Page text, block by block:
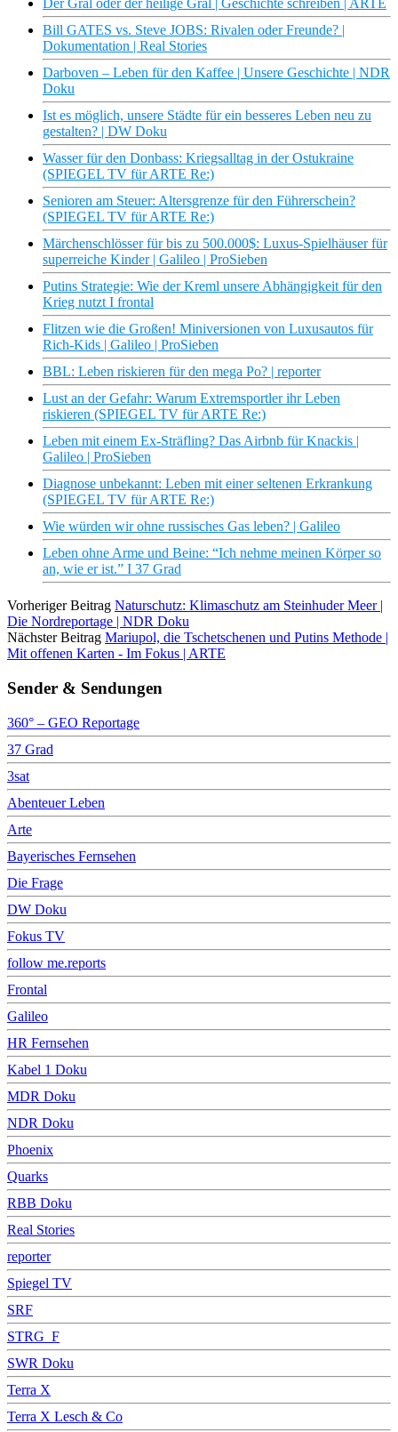
Der Gral oder der heilige Gral | Geschichte schreiben | ARTE
Bill GATES vs. Steve JOBS: Rivalen oder Freunde? |
Dokumentation | Real Stories
Darboven – Leben für den Kaffee | Unsere Geschichte | NDR
Doku
Ist es möglich, unsere Städte für ein besseres Leben neu zu
gestalten? | DW Doku
Wasser für den Donbass: Kriegsalltag in der Ostukraine
(SPIEGEL TV für ARTE Re:)
Senioren am Steuer: Altersgrenze für den Führerschein?
(SPIEGEL TV für ARTE Re:)
Märchenschlösser für bis zu 500.000$: Luxus-Spielhäuser für
superreiche Kinder | Galileo | ProSieben
Putins Strategie: Wie der Kreml unsere Abhängigkeit für den
Krieg nutzt I frontal
Flitzen wie die Großen! Miniversionen von Luxusautos für
Rich-Kids | Galileo | ProSieben
BBL: Leben riskieren für den mega Po? | reporter
Lust an der Gefahr: Warum Extremsportler ihr Leben
riskieren (SPIEGEL TV für ARTE Re:)
Leben mit einem Ex-Sträfling? Das Airbnb für Knackis |
Galileo | ProSieben
Diagnose unbekannt: Leben mit einer seltenen Erkrankung
(SPIEGEL TV für ARTE Re:)
Wie würden wir ohne russisches Gas leben? | Galileo
Leben ohne Arme und Beine: “Ich nehme meinen Körper so
an, wie er ist.” I 37 Grad
Vorheriger Beitrag Naturschutz: Klimaschutz am Steinhuder Meer |
Die Nordreportage | NDR Doku
Nächster Beitrag Mariupol, die Tschetschenen und Putins Methode |
Mit offenen Karten - Im Fokus | ARTE
Sender & Sendungen
360° – GEO Reportage
37 Grad
3sat
Abenteuer Leben
Arte
Bayerisches Fernsehen
Die Frage
DW Doku
Fokus TV
follow me.reports
Frontal
Galileo
HR Fernsehen
Kabel 1 Doku
MDR Doku
NDR Doku
Phoenix
Quarks
RBB Doku
Real Stories
reporter
Spiegel TV
SRF
STRG_F
SWR Doku
Terra X
Terra X Lesch & Co